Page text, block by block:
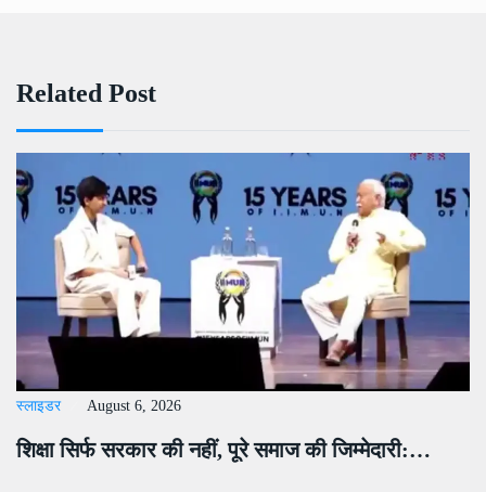
Related Post
स्लाइडर August 6, 2026
शिक्षा सिर्फ सरकार की नहीं, पूरे समाज की जिम्मेदारी:…